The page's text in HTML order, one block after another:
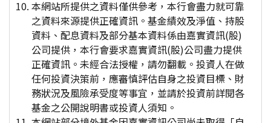
本網站所提供之資料僅供參考，本行會盡力就可靠
之資料來源提供正確資訊。基金績效及淨值、持股
資料、配息資料及部分基本資料係由嘉實資訊(股)
公司提供，本行會要求嘉實資訊(股)公司盡力提供
正確資訊。未經合法授權，請勿翻載。投資人在做
任何投資決策前，應審慎評估自身之投資目標、財
務狀況及風險承受度等事宜，並請於投資前詳閱各
基金之公開說明書或投資人須知。